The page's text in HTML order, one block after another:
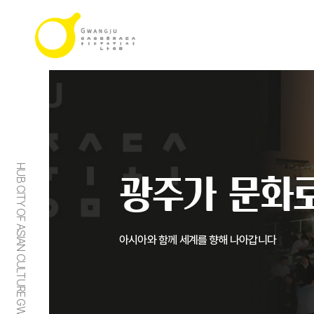
HUB CITY OF ASIAN CULTURE GWANGJU 광주가 문화
아시아와 함께 세계를 향해 나아갑니다